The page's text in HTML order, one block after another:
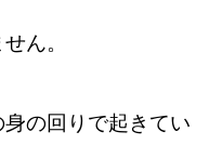
ん。
の回りで起きてい